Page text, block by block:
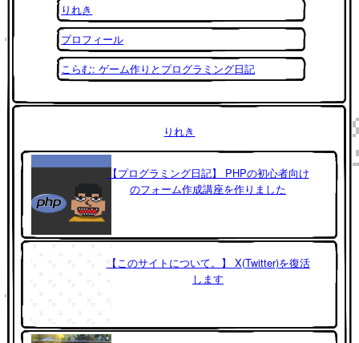
りれき
プロフィール
こらむ: ゲーム作りとプログラミング日記
りれき
【プログラミング日記】 PHPの初心者向け
のフォーム作成講座を作りました
【このサイトについて。】 X(Twitter)を復活
します